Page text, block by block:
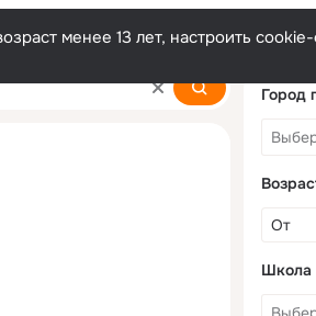
менее 13 лет, настроить
Город
Школа